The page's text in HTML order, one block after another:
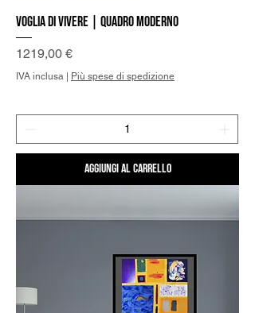
Voglia di vivere | Quadro Moderno
Prezzo
1219,00 €
IVA inclusa | Più spese di spedizione
Aggiungi al carrello